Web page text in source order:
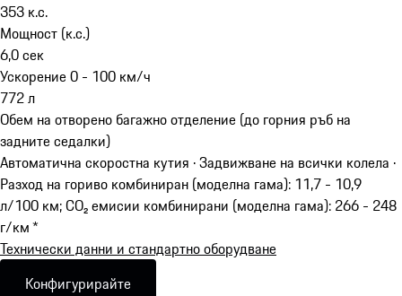
353 к.с.
Мощност (к.с.)
6,0сек
Ускорение 0 - 100 км/ч
772л
Обем на отворено багажно отделение (до горния ръб на
задните седалки)
Автоматична скоростна кутия · Задвижване на всички колела ·
Разход на гориво комбиниран (моделна гама): 11,7 - 10,9
л/100 км; CO₂ емисии комбинирани (моделна гама): 266 - 248
г/км *
Технически данни и стандартно оборудване
Конфигурирайте